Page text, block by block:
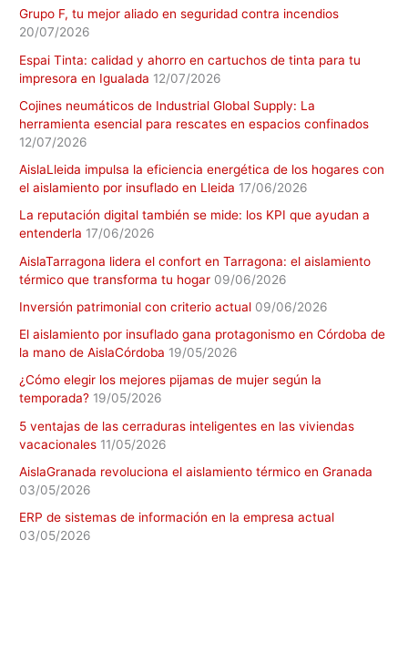
Grupo F, tu mejor aliado en seguridad contra incendios
20/07/2026
Espai Tinta: calidad y ahorro en cartuchos de tinta para tu
impresora en Igualada 12/07/2026
Cojines neumáticos de Industrial Global Supply: La
herramienta esencial para rescates en espacios confinados
12/07/2026
AislaLleida impulsa la eficiencia energética de los hogares con
el aislamiento por insuflado en Lleida 17/06/2026
La reputación digital también se mide: los KPI que ayudan a
entenderla 17/06/2026
AislaTarragona lidera el confort en Tarragona: el aislamiento
térmico que transforma tu hogar 09/06/2026
Inversión patrimonial con criterio actual 09/06/2026
El aislamiento por insuflado gana protagonismo en Córdoba de
la mano de AislaCórdoba 19/05/2026
¿Cómo elegir los mejores pijamas de mujer según la
temporada? 19/05/2026
5 ventajas de las cerraduras inteligentes en las viviendas
vacacionales 11/05/2026
AislaGranada revoluciona el aislamiento térmico en Granada
03/05/2026
ERP de sistemas de información en la empresa actual
03/05/2026